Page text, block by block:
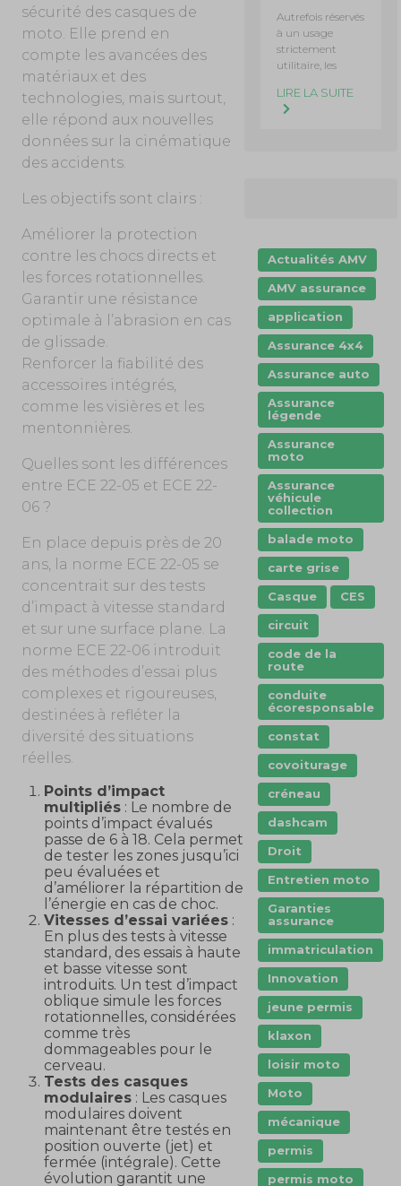
sécurité des casques de
moto. Elle prend en
compte les avancées des
matériaux et des
technologies, mais surtout,
elle répond aux nouvelles
données sur la cinématique
des accidents.
Les objectifs sont clairs :
Améliorer la protection
contre les chocs directs et
les forces rotationnelles.
Garantir une résistance
optimale à l’abrasion en cas
de glissade.
Renforcer la fiabilité des
accessoires intégrés,
comme les visières et les
mentonnières.
Quelles sont les différences
entre ECE 22-05 et ECE 22-
06 ?
En place depuis près de 20
ans, la norme ECE 22-05 se
concentrait sur des tests
d’impact à vitesse standard
et sur une surface plane. La
norme ECE 22-06 introduit
des méthodes d’essai plus
complexes et rigoureuses,
destinées à refléter la
diversité des situations
réelles.
Points d’impact
multipliés: Le nombre de
points d’impact évalués
passe de 6 à 18. Cela permet
de tester les zones jusqu’ici
peu évaluées et
d’améliorer la répartition de
l’énergie en cas de choc.
Vitesses d’essai variées:
En plus des tests à vitesse
standard, des essais à haute
et basse vitesse sont
introduits. Un test d’impact
oblique simule les forces
rotationnelles, considérées
comme très
dommageables pour le
cerveau.
Tests des casques
modulaires: Les casques
modulaires doivent
maintenant être testés en
position ouverte (jet) et
fermée (intégrale). Cette
évolution garantit une
Autrefois réservés
à un usage
strictement
utilitaire, les
LIRE LA SUITE
Actualités AMV
AMV assurance
application
Assurance 4x4
Assurance auto
Assurance
légende
Assurance
moto
Assurance
véhicule
collection
balade moto
carte grise
Casque
CES
circuit
code de la
route
conduite
écoresponsable
constat
covoiturage
créneau
dashcam
Droit
Entretien moto
Garanties
assurance
immatriculation
Innovation
jeune permis
klaxon
loisir moto
Moto
mécanique
permis
permis moto